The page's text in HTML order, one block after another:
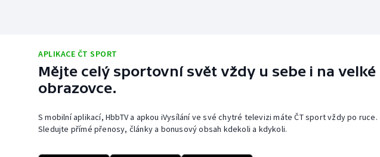
APLIKACE ČT SPORT
Mějte celý sportovní svět vždy u sebe i na velké
obrazovce.
S mobilní aplikací, HbbTV a apkou iVysílání ve své chytré televizi máte ČT sport vždy po ruce.
Sledujte přímé přenosy, články a bonusový obsah kdekoli a kdykoli.